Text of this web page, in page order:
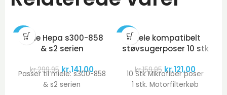
-53%
Miele Hepa s300-858
& s2 serien
kr.299,95 kr.141,00
Passer til miele: s300-858
& s2 serien
-24%Miele kompatibelt
støvsugerposer 10 stk
kr.159,95 kr.121,00
10 Stk Mikrofiber poser
1 stk. Motorfilterkøb